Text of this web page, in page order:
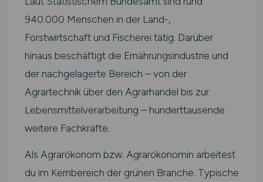
940.000 Menschen in der Land-,
Forstwirtschaft und Fischerei tätig. Darüber
hinaus beschäftigt die Ernährungsindustrie und
der nachgelagerte Bereich – von der
Agrartechnik über den Agrarhandel bis zur
Lebensmittelverarbeitung – hunderttausende
weitere Fachkräfte.
Als Agrarökonom bzw. Agrarökonomin arbeitest
du im Kernbereich der grünen Branche. Typische